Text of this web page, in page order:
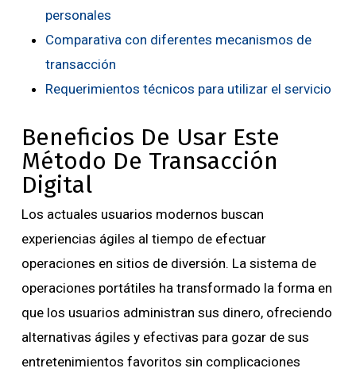
personales
Comparativa con diferentes mecanismos de
transacción
Requerimientos técnicos para utilizar el servicio
Beneficios De Usar Este
Método De Transacción
Digital
Los actuales usuarios modernos buscan
experiencias ágiles al tiempo de efectuar
operaciones en sitios de diversión. La sistema de
operaciones portátiles ha transformado la forma en
que los usuarios administran sus dinero, ofreciendo
alternativas ágiles y efectivas para gozar de sus
entretenimientos favoritos sin complicaciones